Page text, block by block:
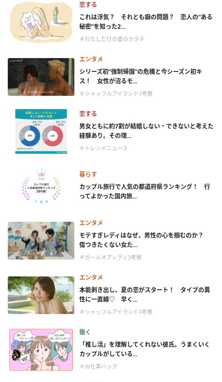
恋する
これは浮気？ それとも癖の問題？ 恋人の“ある
秘密”を知った2...
＃わたしだけの愛のカタチ
エンタメ
シリーズ初“強制帰国”の危機と今シーズン初キ
ス！ 女性が沼るモ...
＃シャッフルアイランド7考察
恋する
男女ともに約7割が結婚しない・できないと考えた
経験あり。その理...
＃トレンドニュース
暮らす
カップル旅行で人気の都道府県ランキング！ 行
ってよかった国内旅...
エンタメ
モテすぎレディはなぜ、男性の心を掴むのか？
傷つきたくない女た...
＃ガールオアレディ3考察
エンタメ
本能剥き出し、夏の恋がスタート！ タイプの異
性に一直線♡ 早く...
＃シャッフルアイランド7考察
働く
「推し活」を理解してくれない彼氏。うまくいく
カップルがしている...
＃お仕事ハック